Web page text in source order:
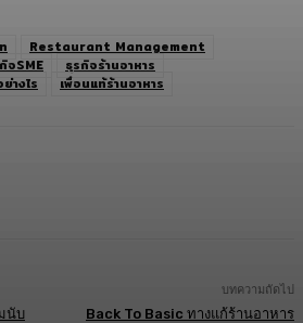
Restaurant Management
จSME
ธุรกิจร้านอาหาร
างไร
เพื่อนแท้ร้านอาหาร
นับ
บทความถัดไป
Back To Basic ทางแก้ร้านอาหาร